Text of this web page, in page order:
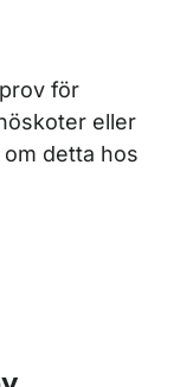
för
eller
detta hos